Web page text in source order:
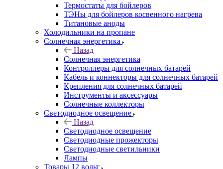
Термостаты для бойлеров
ТЭНы для бойлеров косвенного нагрева
Титановые аноды
Холодильники на пропане
Солнечная энергетика
Назад
Солнечная энергетика
Контроллеры для солнечных батарей
Кабель и коннекторы для солнечных батарей
Крепления для солнечных батарей
Инструменты и аксессуары
Солнечные коллекторы
Светодиодное освещение
Назад
Светодиодное освещение
Светодиодные прожекторы
Светодиодные светильники
Лампы
Товары 12 вольт